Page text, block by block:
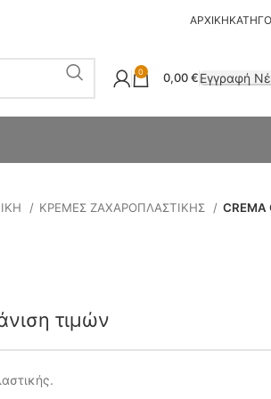
ΑΡΧΙΚΗ
0 0,00€Εγγραφή
ΚΡΕΜΕΣ ΖΑΧΑΡΟΠΛΑΣΤΙΚΗΣ CREMA
τιμών